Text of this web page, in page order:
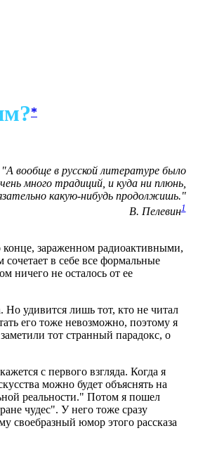
*
"А вообще в русской литературе было
много традиций, и куда ни плюнь,
какую-нибудь продолжишь."
В. Пелевин1
конце, зараженном радиоактивными,
в себе все формальные
ничего не осталось от ее
Но удивится лишь тот, кто не читал
его тоже невозможно, поэтому я
тот странный парадокс, о
с первого взгляда. Когда я
можно будет объяснять на
реальности." Потом я пошел
чудес". У него тоже сразу
своебразный юмор этого рассказа